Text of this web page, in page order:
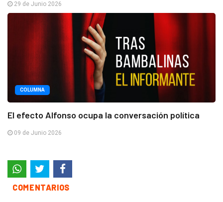
29 de Junio 2026
COLUMNA
El efecto Alfonso ocupa la conversación política
09 de Junio 2026
COMENTARIOS